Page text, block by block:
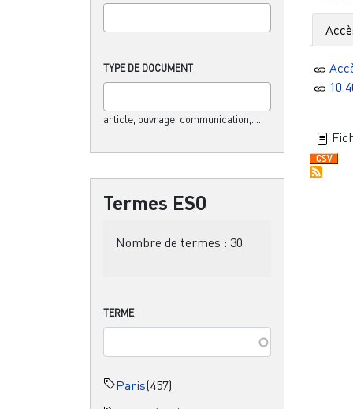
TYPE DE DOCUMENT
article, ouvrage, communication,....
Termes ESO
Nombre de termes : 30
TERME
Paris(457)